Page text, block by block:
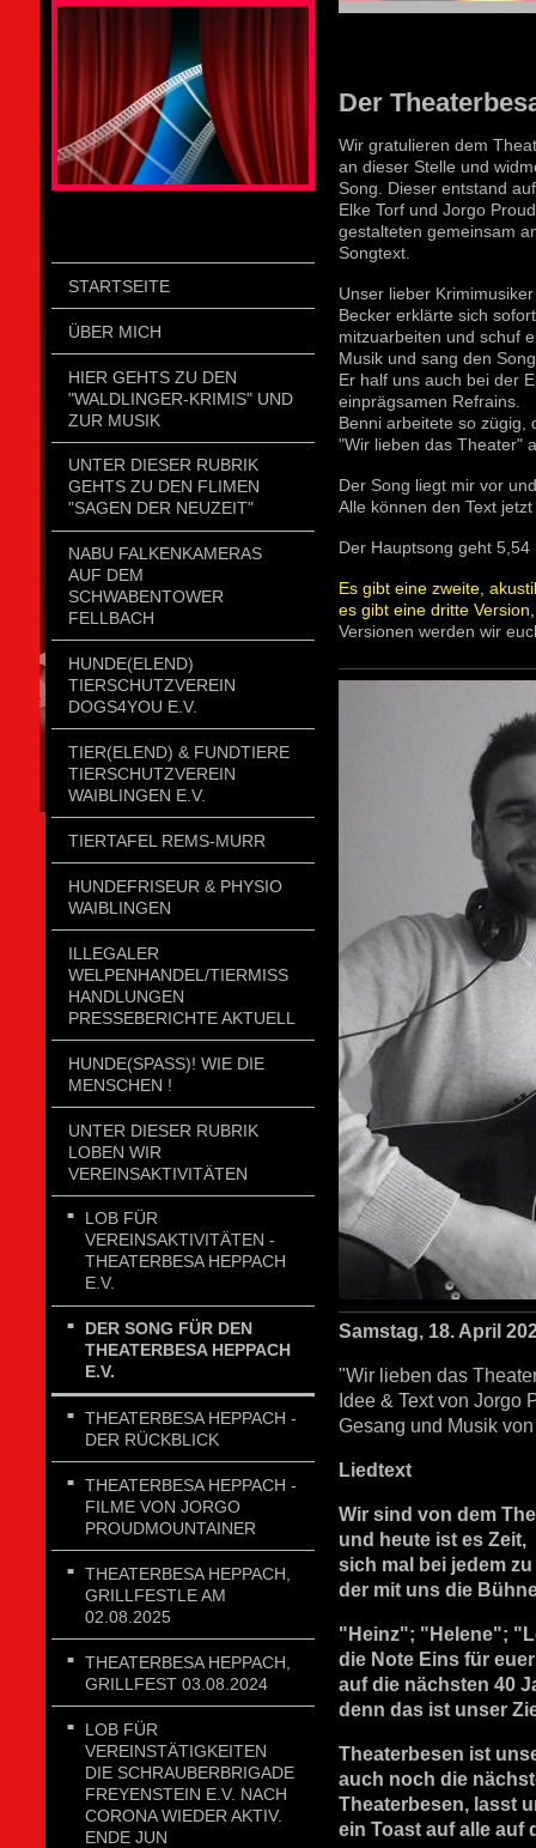
STARTSEITE
ÜBER MICH
HIER GEHTS ZU DEN
"WALDLINGER-KRIMIS" UND
ZUR MUSIK
UNTER DIESER RUBRIK
GEHTS ZU DEN FLIMEN
"SAGEN DER NEUZEIT"
NABU FALKENKAMERAS
AUF DEM
SCHWABENTOWER
FELLBACH
HUNDE(ELEND)
TIERSCHUTZVEREIN
DOGS4YOU E.V.
TIER(ELEND) & FUNDTIERE
TIERSCHUTZVEREIN
WAIBLINGEN E.V.
TIERTAFEL REMS-MURR
HUNDEFRISEUR & PHYSIO
WAIBLINGEN
ILLEGALER
WELPENHANDEL/TIERMISSH
ANDLUNGEN P
RESSEBERICHTE AKTUELL
HUNDE(SPASS)! WIE DIE
MENSCHEN !
UNTER DIESER RUBRIK
LOBEN WIR
VEREINSAKTIVITÄTEN
LOB FÜR
VEREINSAKTIVITÄTEN -
THEATERBESA HEPPACH
E.V.
DER SONG FÜR DEN
THEATERBESA HEPPACH
E.V.
THEATERBESA HEPPACH -
DER RÜCKBLICK
THEATERBESA HEPPACH -
FILME VON JORGO
PROUDMOUNTAINER
THEATERBESA HEPPACH,
GRILLFESTLE AM
02.08.2025
THEATERBESA HEPPACH,
GRILLFEST 03.08.2024
LOB FÜR
VEREINSTÄTIGKEITEN
DIE SCHRAUBERBRIGADE
FREYENSTEIN E.V. NACH
CORONA WIEDER AKTIV.
ENDE JUN
Der
Wir gratulieren dem
an dieser Stelle und
Song. Dieser entstand
Elke Torf und Jorgo
gestalteten gemeinsam
Songtext.
Unser lieber
Becker erklärte sich
mitzuarbeiten und schuf
Musik und sang den
Er half uns auch bei der
einprägsamen Refrains.
Benni arbeitete so zügig,
"Wir lieben das Theater"
Der Song liegt mir vor
Alle können den Text
Der Hauptsong geht 5,54
Es gibt eine zweite,
es gibt eine dritte
Versionen werden wir
Samstag, 18. April
"Wir lieben das
Idee & Text von Jorgo
Gesang und Musik
Liedtext
Wir sind von dem
und heute ist es Zeit,
sich mal bei jedem
der mit uns die
"Heinz"; "Helene";
die Note Eins für
auf die nächsten 40
denn das ist unser
Theaterbesen ist
auch noch die
Theaterbesen, lasst
ein Toast auf alle auf